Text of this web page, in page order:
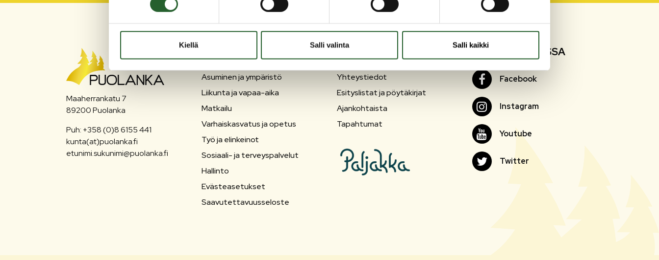
Kiellä Salli valinta Salli kaikki
Maaherrankatu 7
89200 Puolanka
Puh: +358 (0)8 6155 441
kunta(at)puolanka.fi
etunimi.sukunimi@puolanka.fi
Asuminen ja ympäristö
Liikunta ja vapaa-aika
Matkailu
Varhaiskasvatus ja opetus
Työ ja elinkeinot
Sosiaali- ja terveyspalvelut
Hallinto
Evästeasetukset
Saavutettavuusseloste
OIKOPOLUT
Yhteystiedot
Esityslistat ja pöytäkirjat
Ajankohtaista
Tapahtumat
SEURAA SOMESSA
FacebookFacebook
InstagramInstagram
YoutubeYoutube
Twitter Twitter